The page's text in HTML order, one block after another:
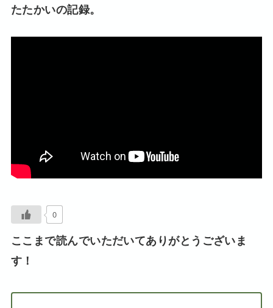
たたかいの記録。
0
ここまで読んでいただいてありがとうございま
す！